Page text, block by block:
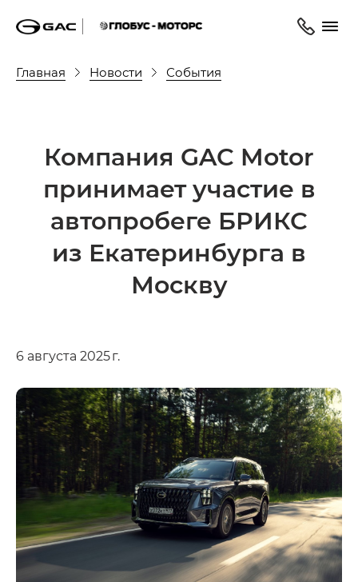
Главная Новости События
Компания GAC Motor
принимает участие в
автопробеге БРИКС
из Екатеринбурга в
Москву
6 августа 2025 г.